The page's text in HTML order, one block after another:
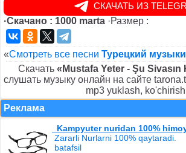
СКАЧАТЬ ИЗ
·Скачано : 1000 marta ·Размер :
«Смотреть все песни Турецкий музыки
Скачать «Mustafa Yeter - Şu Sivasın
слушать музыку онлайн на сайте
mp3 yuklash, ko'chirish
Реклама
Kampyuter nuridan 100%
Zararli Nurlarni 100% qaytaradi.
batafsil